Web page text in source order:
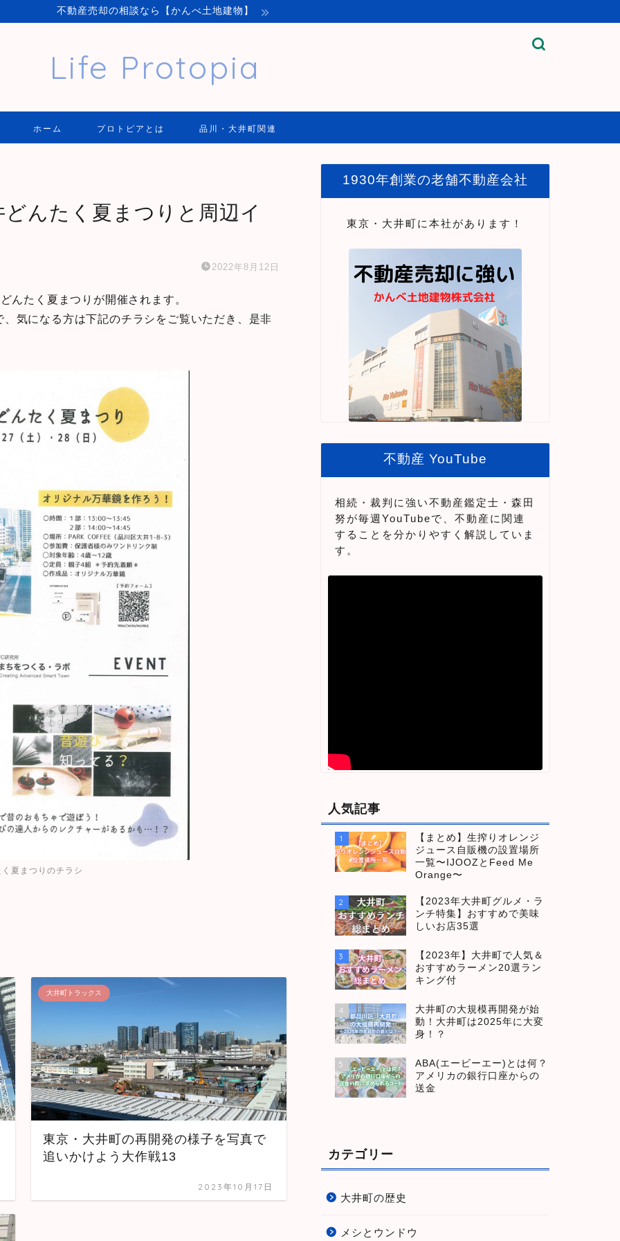
不動産売却の相談なら【かんべ土地建物】
Life Protopia
ホーム プロトピアとは 品川・大井町関連
んたく夏まつりと周辺イ
2022年8月12日
んたく夏まつりが開催されます。
気になる方は下記のチラシをご覧いただき、是非
夏まつりのチラシ
大井町トラックス
東京・大井町の再開発の様子を写真で
追いかけよう大作戦13
2023年10月17日
1930年創業の老舗不動産会社
東京・大井町に本社があります！
不動産 YouTube
相続・裁判に強い不動産鑑定士・森田
努が毎週YouTubeで、不動産に関連
することを分かりやすく解説していま
す。
人気記事
1
【まとめ】生搾りオレンジ
ジュース自販機の設置場所
一覧〜IJOOZとFeed Me
Orange〜
2
【2023年大井町グルメ・ラ
ンチ特集】おすすめで美味
しいお店35選
3
【2023年】大井町で人気＆
おすすめラーメン20選ラン
キング付
4
大井町の大規模再開発が始
動！大井町は2025年に大変
身！？
5
ABA(エービーエー)とは何？
アメリカの銀行口座からの
送金
カテゴリー
大井町の歴史
メシとウンドウ